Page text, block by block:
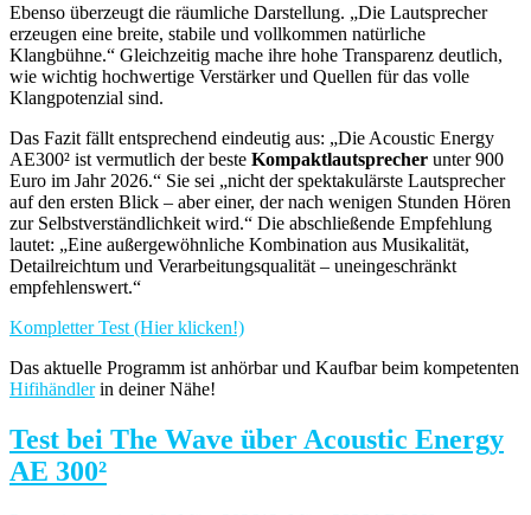
Ebenso überzeugt die räumliche Darstellung. „Die Lautsprecher
erzeugen eine breite, stabile und vollkommen natürliche
Klangbühne.“ Gleichzeitig mache ihre hohe Transparenz deutlich,
wie wichtig hochwertige Verstärker und Quellen für das volle
Klangpotenzial sind.
Das Fazit fällt entsprechend eindeutig aus: „Die Acoustic Energy
AE300² ist vermutlich der beste Kompaktlautsprecher unter 900
Euro im Jahr 2026.“ Sie sei „nicht der spektakulärste Lautsprecher
auf den ersten Blick – aber einer, der nach wenigen Stunden Hören
zur Selbstverständlichkeit wird.“ Die abschließende Empfehlung
lautet: „Eine außergewöhnliche Kombination aus Musikalität,
Detailreichtum und Verarbeitungsqualität – uneingeschränkt
empfehlenswert.“
Kompletter Test (Hier klicken!)
Das aktuelle Programm ist anhörbar und Kaufbar beim kompetenten
Hifihändlerin deiner Nähe!
Test bei The Wave über Acoustic Energy
AE 300²